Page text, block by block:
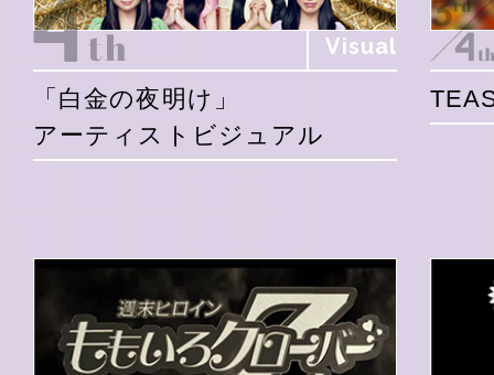
Visual
「白金の夜明け」
アーティストビジュアル